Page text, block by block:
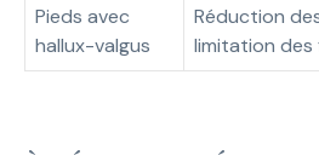
Pieds avec
hallux-valgus
Réduction
limitation